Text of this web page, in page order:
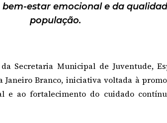
estar emocional e da
população.
Secretaria Municipal de Juventude,
Branco, iniciativa voltada à
e ao fortalecimento do cuidado